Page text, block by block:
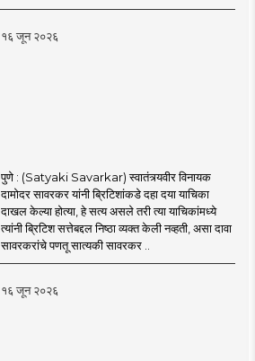
१६ जून २०२६
पुणे : (Satyaki Savarkar) स्वातंत्र्यवीर विनायक
दामोदर सावरकर यांनी ब्रिटिशांकडे दहा दया याचिका
दाखल केल्या होत्या, हे सत्य असले तरी त्या याचिकांमध्ये
त्यांनी ब्रिटिश सत्तेबद्दल निष्ठा व्यक्त केली नव्हती, असा दावा
सावरकरांचे पणतू सात्यकी सावरकर ..
१६ जून २०२६